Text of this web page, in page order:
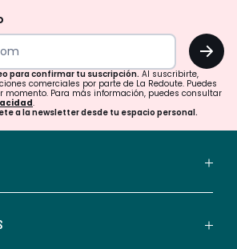
tu
para
confirmar
tu
suscripción.
aceptas
OK
para confirmar tu suscripción. Al suscribirte,
comerciales por parte de La Redoute. Puedes
momento. Para más información, puedes consultar
.
a la newsletter desde tu espacio personal.